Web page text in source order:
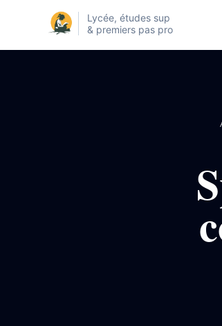
Lycée, études sup
& premiers pas pro